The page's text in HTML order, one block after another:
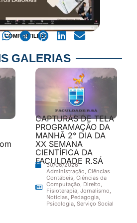
COMPARTILHE!
GALERIAS
CAPTURAS DE TELA
PROGRAMAÇÃO DA
MANHÃ 2° DIA DA
XX SEMANA
CIENTÍFICA DA
FACULDADE R.SÁ
30/06/2026
Administração, Ciências
Contábeis, Ciências da
Computação, Direito,
Fisioterapia, Jornalismo,
Notícias, Pedagogia,
Psicologia, Serviço Social